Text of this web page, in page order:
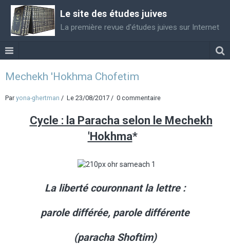
Le site des études juives
La première revue d'études juives sur Internet
Mechekh 'Hokhma Chofetim
Par yona-ghertman Le 23/08/2017 0 commentaire
Cycle : la Paracha selon le Mechekh
'Hokhma*
La liberté couronnant la lettre :
parole différée, parole différente
(paracha Shoftim)